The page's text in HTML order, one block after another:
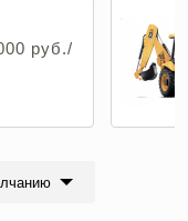
руб./